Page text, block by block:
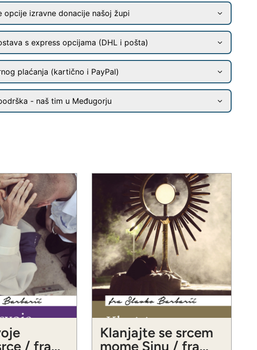
opcije izravne donacije našoj župi
s express opcijama (DHL i pošta)
plaćanja (kartično i PayPal)
- naš tim u Međugorju
/ fra
Klanjajte se srcem
mome Sinu / fra